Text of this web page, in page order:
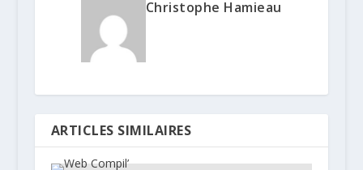
Christophe Hamieau
ARTICLES SIMILAIRES